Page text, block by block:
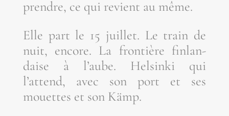
prendre, ce qui revient au même.
Elle part le 15 juillet. Le train de
nuit, encore. La fron­tière fin­lan­
daise à l’aube. Hel­sin­ki qui
l’attend, avec son port et ses
mouettes et son Kämp.